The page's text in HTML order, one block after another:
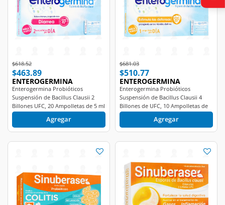
Price reduced from
$618.52to
$463.89
ENTEROGERMINA
Enterogermina Probióticos
Suspensión de Bacillus Clausii 2
Billones UFC, 20 Ampolletas de 5 ml
c/u.
Agregar
Price reduced from
$681.03to
$510.77
ENTEROGERMINA
Enterogermina Probióticos
Suspensión de Bacillus Clausii 4
Billones de UFC, 10 Ampolletas de
5ml c/u.
Agregar